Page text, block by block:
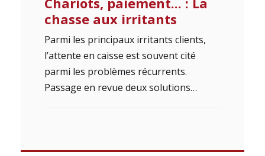
chasse aux irritants
Parmi les principaux irritants clients,
l’attente en caisse est souvent cité
parmi les problèmes récurrents.
Passage en revue deux solutions…